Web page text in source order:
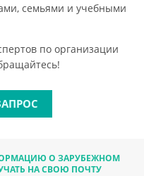
семьями и учебными
по организации
О ЗАРУБЕЖНОМ
НА СВОЮ ПОЧТУ